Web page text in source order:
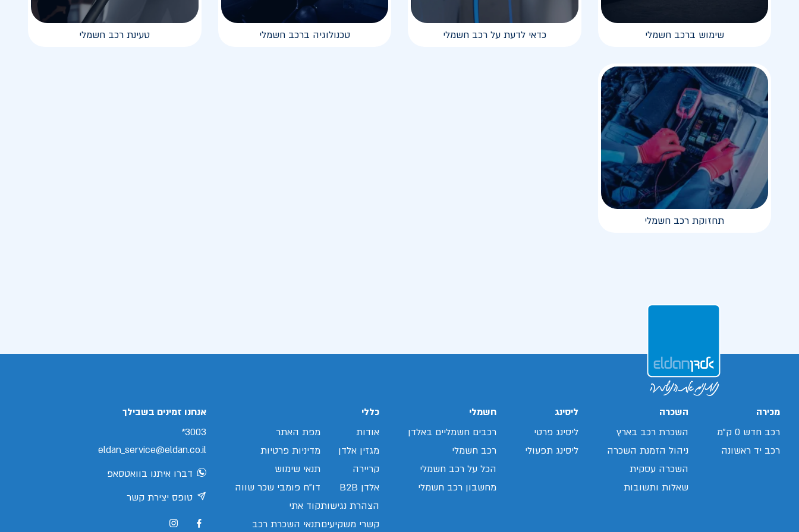
שימוש ברכב חשמלי כדאי לדעת על רכב חשמלי טכנולוגיה ברכב חשמלי טעינת רכב חשמלי
תחזוקת רכב חשמלי
מכירה
רכב חדש 0 ק"מ
רכב יד ראשונה
השכרה
השכרת רכב בארץ
ניהול הזמנת השכרה
השכרה עסקית
שאלות ותשובות
ליסינג
ליסינג פרטי
ליסינג תפעולי
חשמלי
רכבים חשמליים באלדן
רכב חשמלי
הכל על רכב חשמלי
מחשבון רכב חשמלי
כללי
אודות
מגזין אלדן
קריירה
אלדן B2B
הצהרת נגישות
קשרי משקיעים
מפת האתר
מדיניות פרטיות
תנאי שימוש
דו"ח פומבי שכר שווה
קוד אתי
תנאי השכרת רכב
אנחנו זמינים בשבילך
3003*
eldan_service@eldan.co.il
דברו איתנו בוואטסאפ
טופס יצירת קשר